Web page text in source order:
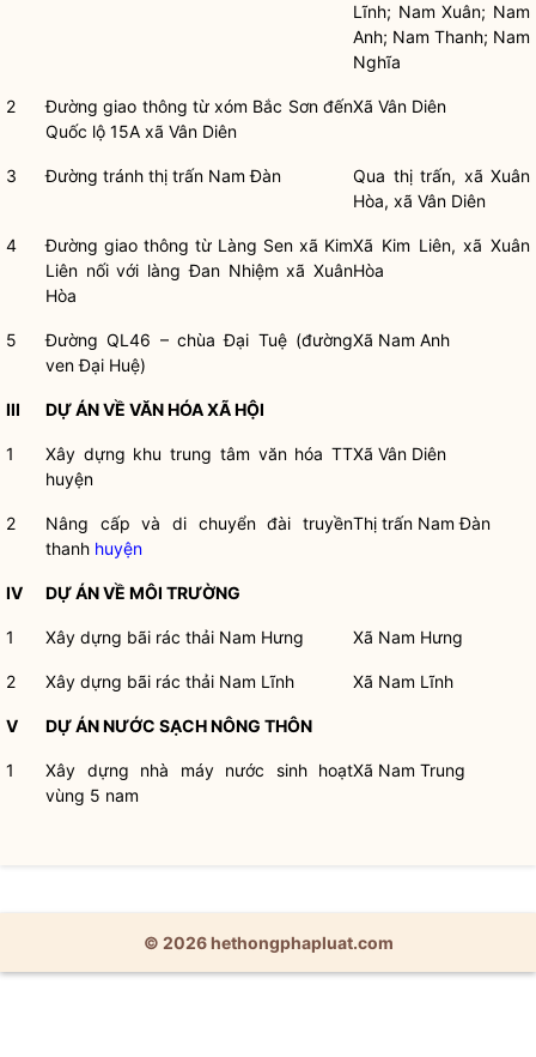
Lĩnh; Nam Xuân; Nam
Anh; Nam Thanh; Nam
Nghĩa
2
Đường giao thông từ xóm Bắc Sơn đến
Quốc lộ 15A xã Vân Diên
Xã Vân Diên
3 Đường tránh thị trấn Nam Đàn
Qua thị trấn, xã Xuân
Hòa, xã Vân Diên
4
Đường giao thông từ Làng Sen xã Kim
Liên nối với làng Đan Nhiệm xã Xuân
Hòa
Xã Kim Liên, xã Xuân
Hòa
5
Đường QL46 – chùa Đại Tuệ (đường
ven Đại Huệ)
Xã Nam Anh
III DỰ ÁN VỀ VĂN HÓA XÃ HỘI
1
Xây dựng khu trung tâm văn hóa TT
huyện
Xã Vân Diên
2
Nâng cấp và di chuyển đài truyền
thanh huyện
Thị trấn Nam Đàn
IV DỰ ÁN VỀ MÔI TRƯỜNG
1 Xây dựng bãi rác thải Nam Hưng Xã Nam Hưng
2 Xây dựng bãi rác thải Nam Lĩnh Xã Nam Lĩnh
V DỰ ÁN NƯỚC SẠCH NÔNG THÔN
1
Xây dựng nhà máy nước sinh hoạt
vùng 5 nam
Xã Nam Trung
© 2026 hethongphapluat.com